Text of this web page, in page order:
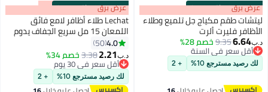
00m:00s
·باقي 100% عرض برق
ليتشات طقم مكياج جل تلميع وطلاء
الأظافر فليرت ألرت
د.ب‏6.64
9.35خصم 28%
أقل سعر في السنة
أقل سعر في السنة
لك رصيد مسترجع 10% + 2
00m:00s
·باقي 100% عرض برق
Lechat طلاء أظافر لامع فائق
اللمعان 15 مل سريع الجفاف يدوم
إلى مصباح LED فوق بنفسجي لا
يحتاج إلى معالجة لون الأظافر
4.0
50
د.ب‏2.21
3.38خصم 34%
أقل سعر في 30 يوم
أقل سعر في 30 يوم
لك رصيد مسترجع 10% + 2